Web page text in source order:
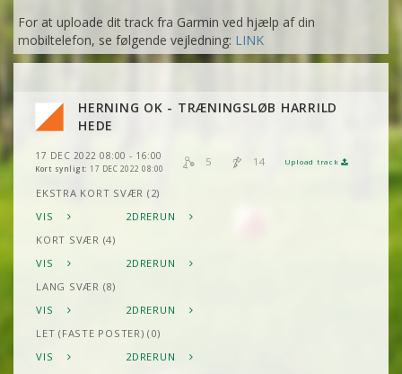
For at uploade dit track fra Garmin ved hjælp af din
mobiltelefon, se følgende vejledning: LINK
HERNING OK - TRÆNINGSLØB HARRILD
HEDE
17 DEC 2022 08:00 - 16:00
Kort synligt: 17 DEC 2022 08:00
5 14 Upload track
EKSTRA KORT SVÆR (2)
VIS
2DRERUN
KORT SVÆR (4)
VIS
2DRERUN
LANG SVÆR (8)
VIS
2DRERUN
LET (FASTE POSTER) (0)
VIS
2DRERUN